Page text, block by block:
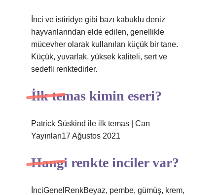
İnci ve istiridye gibi bazı kabuklu deniz
hayvanlarından elde edilen, genellikle
mücevher olarak kullanılan küçük bir tane.
Küçük, yuvarlak, yüksek kaliteli, sert ve
sedefli renktedirler.
İlk temas kimin eseri?
Patrick Süskind ile ilk temas | Can
Yayınları17 Ağustos 2021
Hangi renkte inciler var?
İnciGenelRenkBeyaz, pembe, gümüş, krem,